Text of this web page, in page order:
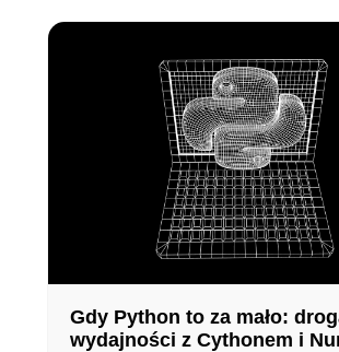
Gdy Python to za mało:
wydajności z Cythonem i